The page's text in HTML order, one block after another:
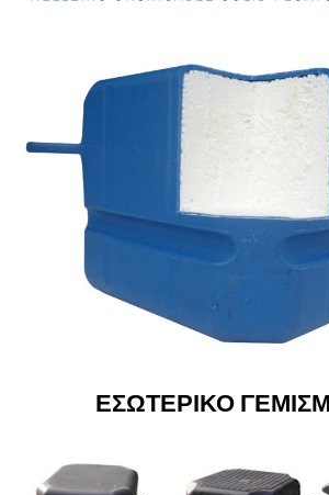
ΕΣΩΤΕΡΙΚΟ